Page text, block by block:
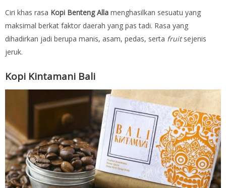
Ciri khas rasa Kopi Benteng Alla menghasilkan sesuatu yang
maksimal berkat faktor daerah yang pas tadi. Rasa yang
dihadirkan jadi berupa manis, asam, pedas, serta fruitsejenis
jeruk.
Kopi Kintamani Bali